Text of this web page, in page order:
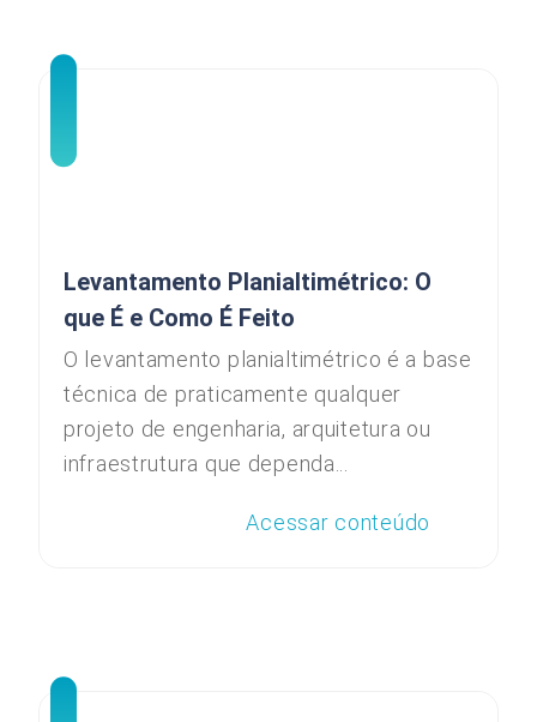
Levantamento Planialtimétrico: O
que É e Como É Feito
O levantamento planialtimétrico é a base
técnica de praticamente qualquer
projeto de engenharia, arquitetura ou
infraestrutura que dependa...
Acessar conteúdo